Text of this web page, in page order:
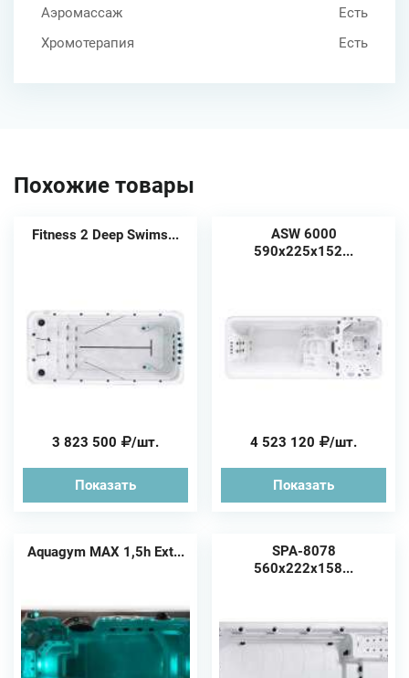
Аэромассаж
Есть
Хромотерапия
Есть
Похожие товары
Fitness 2 Deep Swims...
3 823 500 /шт.
Показать
ASW 6000
590x225x152...
4 523 120 /шт.
Показать
Aquagym MAX 1,5h Ext...
SPA-8078
560х222х158...